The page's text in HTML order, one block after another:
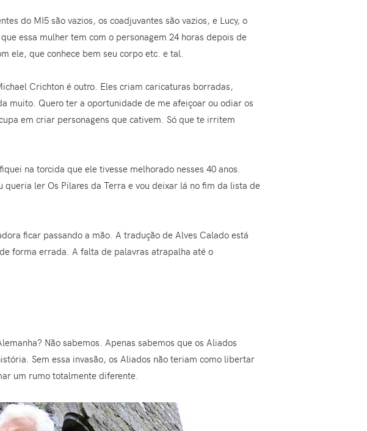
do MI5 são vazios, os coadjuvantes são vazios, e Lucy, o
essa mulher tem com o personagem 24 horas depois de
ele, que conhece bem seu corpo etc. e tal.
Crichton é outro. Eles criam caricaturas borradas,
muito. Quero ter a oportunidade de me afeiçoar ou odiar os
em criar personagens que cativem. Só que te irritem
na torcida que ele tivesse melhorado nesses 40 anos.
ler Os Pilares da Terra e vou deixar lá no fim da lista de
ficar passando a mão. A tradução de Alves Calado está
forma errada. A falta de palavras atrapalha até o
Não sabemos. Apenas sabemos que os Aliados
Sem essa invasão, os Aliados não teriam como libertar
um rumo totalmente diferente.